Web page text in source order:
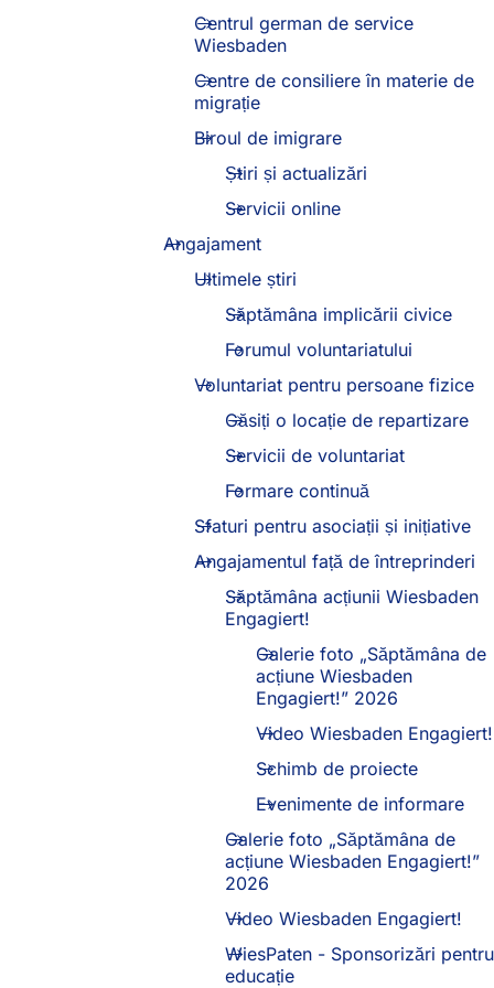
Centrul german de service
Wiesbaden
într-
filă
nouă)
Centre de consiliere în materie de
migrație
Biroul de imigrare
Știri și actualizări
Servicii online
Angajament
Ultimele știri
Săptămâna implicării civice
Forumul voluntariatului
Voluntariat pentru persoane fizice
Găsiți o locație de repartizare
Servicii de voluntariat
Formare continuă
Sfaturi pentru asociații și inițiative
Angajamentul față de întreprinderi
Săptămâna acțiunii Wiesbaden
Engagiert!
Galerie foto „Săptămâna de
acțiune Wiesbaden
Engagiert!” 2026
Video Wiesbaden Engagiert!
Schimb de proiecte
Evenimente de informare
Galerie foto „Săptămâna de
acțiune Wiesbaden Engagiert!”
2026
Video Wiesbaden Engagiert!
WiesPaten - Sponsorizări pentru
educație